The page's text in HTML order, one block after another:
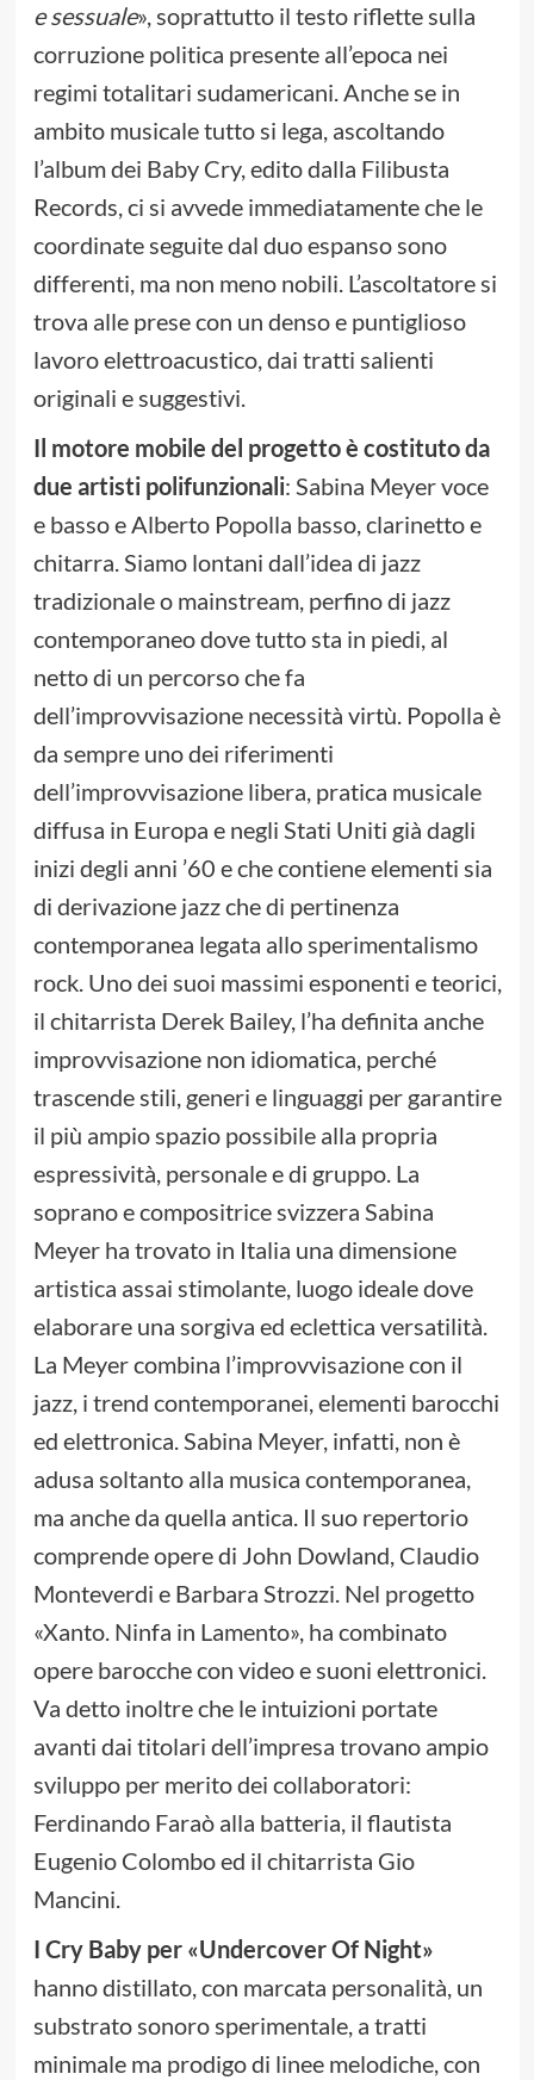
e sessuale», soprattutto il testo riflette sulla
corruzione politica presente all’epoca nei
regimi totalitari sudamericani. Anche se in
ambito musicale tutto si lega, ascoltando
l’album dei Baby Cry, edito dalla Filibusta
Records, ci si avvede immediatamente che le
coordinate seguite dal duo espanso sono
differenti, ma non meno nobili. L’ascoltatore si
trova alle prese con un denso e puntiglioso
lavoro elettroacustico, dai tratti salienti
originali e suggestivi.
Il motore mobile del progetto è costituto da
due artisti polifunzionali: Sabina Meyer voce
e basso e Alberto Popolla basso, clarinetto e
chitarra. Siamo lontani dall’idea di jazz
tradizionale o mainstream, perfino di jazz
contemporaneo dove tutto sta in piedi, al
netto di un percorso che fa
dell’improvvisazione necessità virtù. Popolla è
da sempre uno dei riferimenti
dell’improvvisazione libera, pratica musicale
diffusa in Europa e negli Stati Uniti già dagli
inizi degli anni ’60 e che contiene elementi sia
di derivazione jazz che di pertinenza
contemporanea legata allo sperimentalismo
rock. Uno dei suoi massimi esponenti e teorici,
il chitarrista Derek Bailey, l’ha definita anche
improvvisazione non idiomatica, perché
trascende stili, generi e linguaggi per garantire
il più ampio spazio possibile alla propria
espressività, personale e di gruppo. La
soprano e compositrice svizzera Sabina
Meyer ha trovato in Italia una dimensione
artistica assai stimolante, luogo ideale dove
elaborare una sorgiva ed eclettica versatilità.
La Meyer combina l’improvvisazione con il
jazz, i trend contemporanei, elementi barocchi
ed elettronica. Sabina Meyer, infatti, non è
adusa soltanto alla musica contemporanea,
ma anche da quella antica. Il suo repertorio
comprende opere di John Dowland, Claudio
Monteverdi e Barbara Strozzi. Nel progetto
«Xanto. Ninfa in Lamento», ha combinato
opere barocche con video e suoni elettronici.
Va detto inoltre che le intuizioni portate
avanti dai titolari dell’impresa trovano ampio
sviluppo per merito dei collaboratori:
Ferdinando Faraò alla batteria, il flautista
Eugenio Colombo ed il chitarrista Gio
Mancini.
I Cry Baby per «Undercover Of Night»
hanno distillato, con marcata personalità, un
substrato sonoro sperimentale, a tratti
minimale ma prodigo di linee melodiche, con